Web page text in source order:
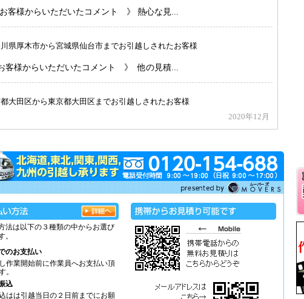
法は以下の３種類の中からお選び
。
のお支払い
作業開始前に作業員へお支払い頂
。
込
はは引越当日の２日前までにお願